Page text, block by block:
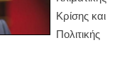
Κρίσης και
Πολιτικής